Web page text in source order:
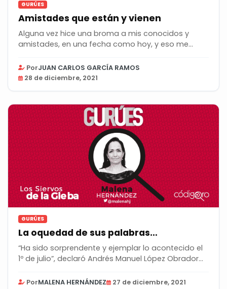
GURÚES
Amistades que están y vienen
Alguna vez hice una broma a mis conocidos y
amistades, en una fecha como hoy, y eso me
PorJUAN CARLOS GARCÍA RAMOS
28 de diciembre, 2021
GURÚES
La oquedad de sus palabras…
“Ha sido sorprendente y ejemplar lo acontecido el
1º de julio”, declaró Andrés Manuel López Obrador...
PorMALENA HERNÁNDEZ 27 de diciembre, 2021